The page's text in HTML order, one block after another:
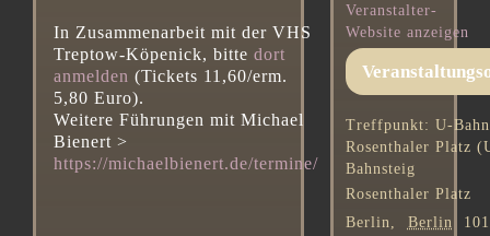
In Zusammenarbeit mit der VHS
Treptow-Köpenick, bitte dort
anmelden (Tickets 11,60/erm.
5,80 Euro).
Weitere Führungen mit Michael
Bienert >
https://michaelbienert.de/termine/
Treffpunkt: U-
Rosenthaler Platz
Bahnsteig
Rosenthaler Platz
Berlin
Berlin
Veranstalter-
Website anzeigen